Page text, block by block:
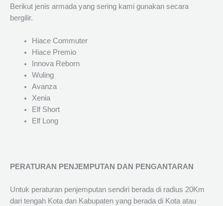
Berikut jenis armada yang sering kami gunakan secara
bergilir.
Hiace Commuter
Hiace Premio
Innova Reborn
Wuling
Avanza
Xenia
Elf Short
Elf Long
PERATURAN PENJEMPUTAN DAN PENGANTARAN
Untuk peraturan penjemputan sendiri berada di radius 20Km
dari tengah Kota dan Kabupaten yang berada di Kota atau